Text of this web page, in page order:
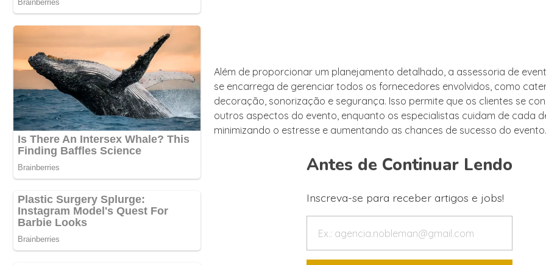
Além de proporcionar um planejamento detalhado, a assessoria de
se encarrega de gerenciar todos os fornecedores envolvidos, como
decoração, sonorização e segurança. Isso permite que os clientes se
outros aspectos do evento, enquanto os especialistas cuidam de cada
minimizando o estresse e aumentando as chances de sucesso do evento.
Antes de Continuar Lendo
Inscreva-se para receber artigos e jobs!